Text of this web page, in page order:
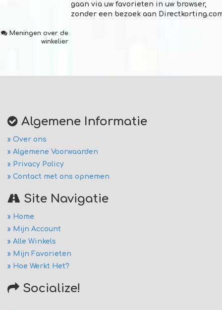
gaan via uw favorieten in uw browser,
zonder een bezoek aan
Meningen over de
winkelier
Algemene Informatie
» Over ons
» Algemene Voorwaarden
» Privacy Policy
» Contact met ons opnemen
Site Navigatie
» Home
» Mijn Account
» Alle Winkels
» Mijn Favorieten
» Hoe Werkt Het?
Socialize!